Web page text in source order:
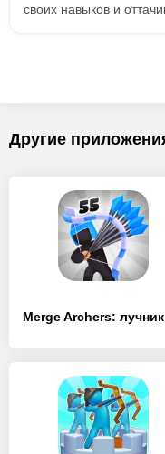
своих навыков и
Другие